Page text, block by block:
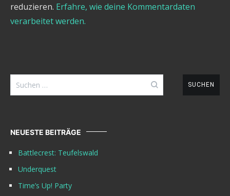
reduzieren. Erfahre, wie deine Kommentardaten
verarbeitet werden.
Suchen
nach:
NEUESTE BEITRÄGE
Battlecrest: Teufelswald
Underquest
Time’s Up! Party